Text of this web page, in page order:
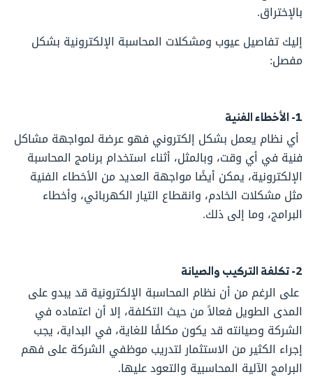
بالإختراق.
إليك تفاصيل عيوب ومشكلات المحاسبة الإلكترونية بشكل
مفصل:
1- الأخطاء الفنية
أي نظام يعمل بشكل إلكتروني فهو عرضة لمواجهة مشاكل
فنية في أي وقت، وبالمثل، أثناء استخدام برنامج المحاسبة
الإلكترونية، يمكن أيضًا مواجهة العديد من الأخطاء الفنية
مثل مشكلات الخادم، وانقطاع التيار الكهربائي، وأخطاء
البرامج، وما إلى ذلك.
2- تكلفة التركيب والصيانة
على الرغم من أن نظام المحاسبة الإلكترونية قد يبدو على
المدى الطويل فعالاً من حيث التكلفة، إلا أن اعتماده في
الشركة وصيانته قد يكون مكلفًا للغاية، في البداية، يجب
إجراء الكثير من الاستثمار لتدريب موظفي الشركة على فهم
البرامج الآلية المحاسبية والتعود عليها.